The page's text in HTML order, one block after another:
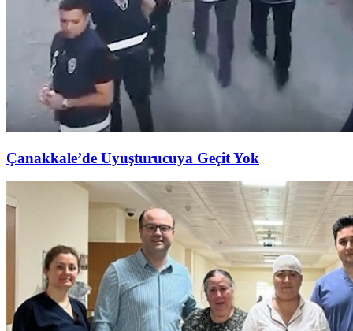
Çanakkale’de Uyuşturucuya Geçit Yok